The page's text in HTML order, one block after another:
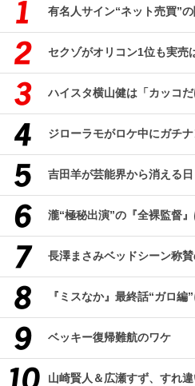
有名人サイン“ネット売買”の
セクゾがオリコン1位も実
ハイスタ横山健は「カッコだ
ジローラモがロケ中にガチ
吉田羊が芸能界から消える日
瀧“極秘出演”の『全裸監督
長澤まさみベッドシーン称
『ミスなか』最終話“ガロ編
ベッキー復帰難航のワケ
山崎賢人＆広瀬すず、すれ